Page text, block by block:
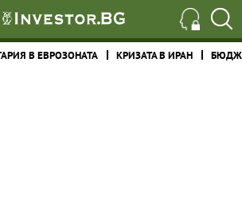
В ЕВРОЗОНАТА КРИЗАТА В ИРАН